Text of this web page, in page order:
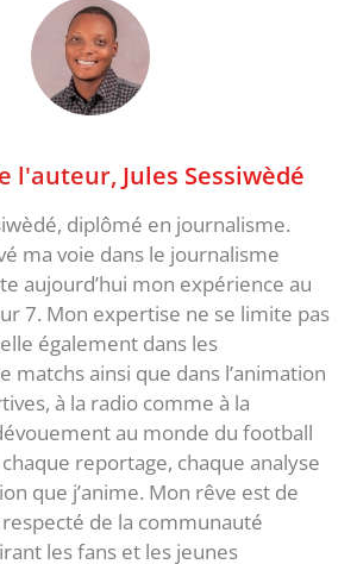
l'auteur, Jules Sessiwèdé
diplômé en journalisme.
ma voie dans le journalisme
aujourd’hui mon expérience au
7. Mon expertise ne se limite pas
également dans les
matchs ainsi que dans l’animation
à la radio comme à la
au monde du football
reportage, chaque analyse
que j’anime. Mon rêve est de
de la communauté
les fans et les jeunes